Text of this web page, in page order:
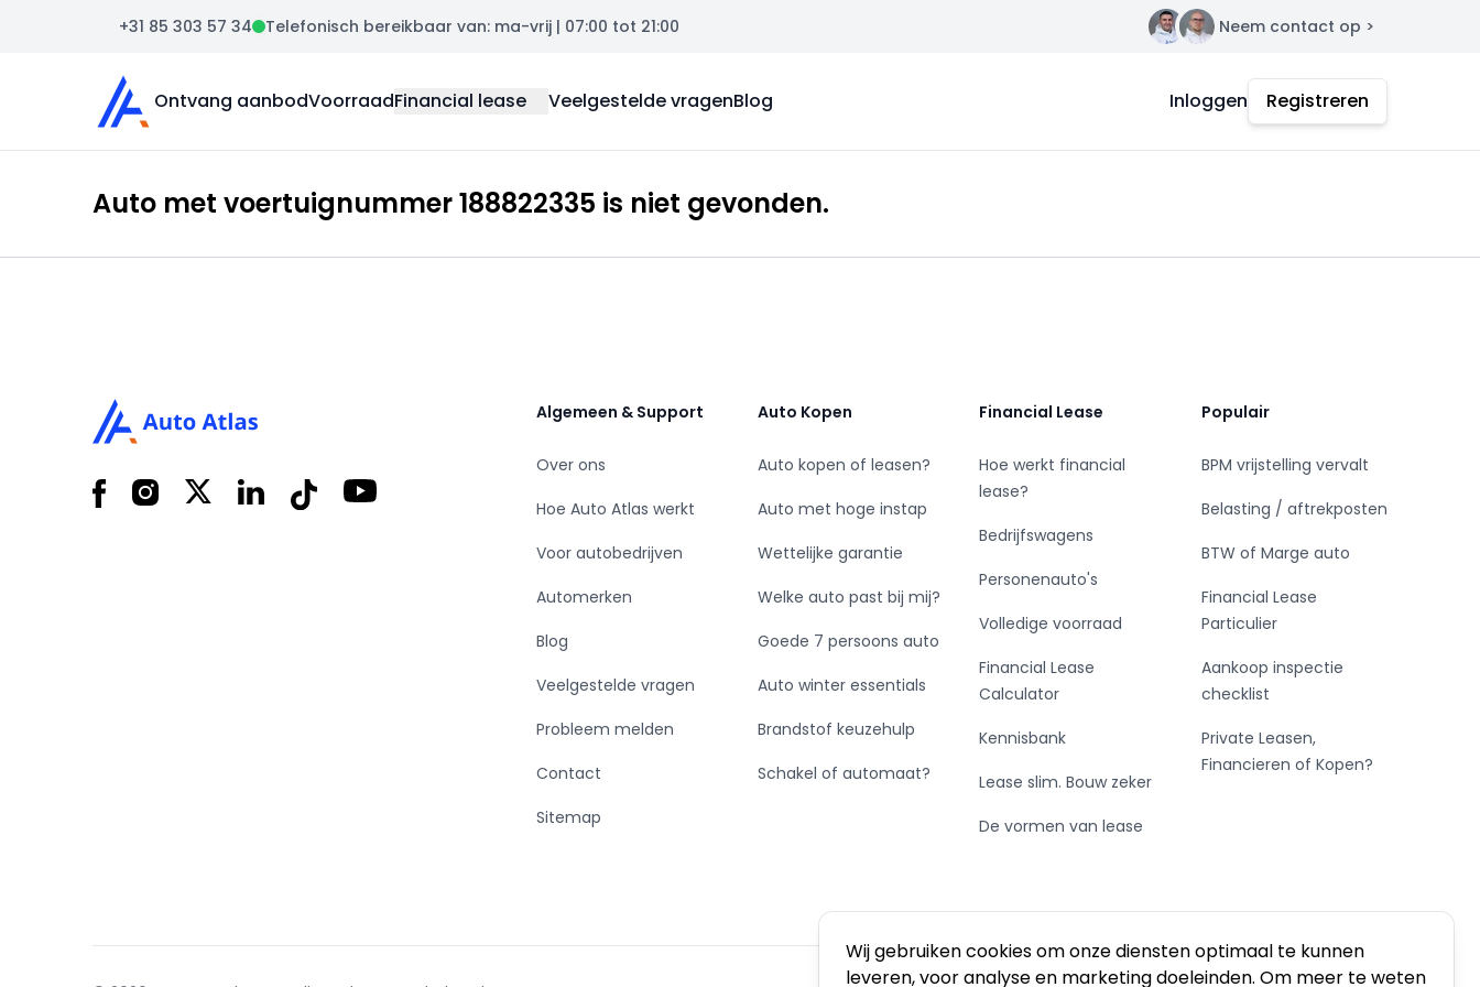
Wij gebruiken cookies om onze diensten optimaal te kunnen
leveren, voor analyse en marketing doeleinden. Om meer te weten
+31 85 303 57 34 Telefonisch bereikbaar van: ma-vrij | 07:00 tot 21:00 Contact Neem contact op >
Auto Atlas
Ontvang aanbodVoorraadFinancial lease Veelgestelde vragenBlog Inloggen Registreren
Auto met voertuignummer 188822335 is niet gevonden.
FacebookInstagram
X LinkedInTiktok YouTube
Algemeen & Support
Over ons
Hoe Auto Atlas werkt
Voor autobedrijven
Automerken
Blog
Veelgestelde vragen
Probleem melden
Contact
Sitemap
Auto Kopen
Auto kopen of leasen?
Auto met hoge instap
Wettelijke garantie
Welke auto past bij mij?
Goede 7 persoons auto
Auto winter essentials
Brandstof keuzehulp
Schakel of automaat?
Financial Lease
Hoe werkt financial
lease?
Bedrijfswagens
Personenauto's
Volledige voorraad
Financial Lease
Calculator
Kennisbank
Lease slim. Bouw zeker
De vormen van lease
Populair
BPM vrijstelling vervalt
Belasting / aftrekposten
BTW of Marge auto
Financial Lease
Particulier
Aankoop inspectie
checklist
Private Leasen,
Financieren of Kopen?